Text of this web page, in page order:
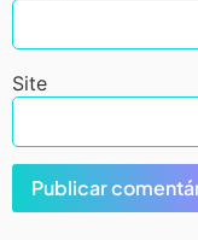
Site